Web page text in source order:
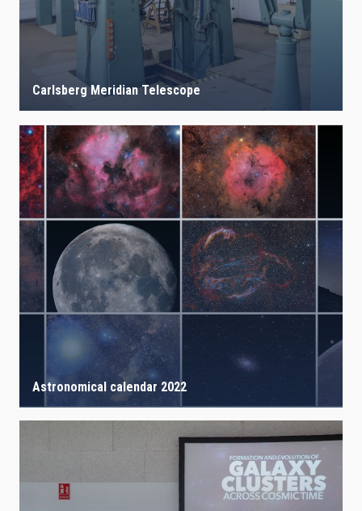
Carlsberg Meridian Telescope
Astronomical calendar 2022